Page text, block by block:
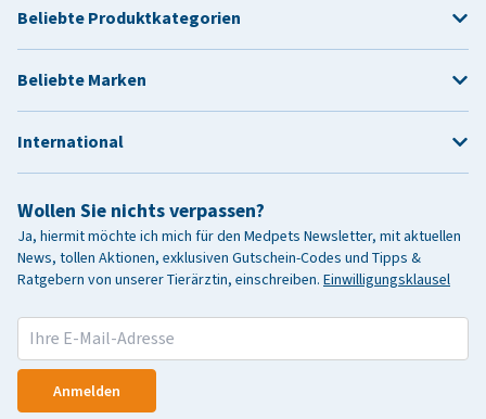
Wollen Sie nichts verpassen?
Ja, hiermit möchte ich mich für den Medpets Newsletter, mit aktuellen
News, tollen Aktionen, exklusiven Gutschein-Codes und Tipps &
Ratgebern von unserer Tierärztin, einschreiben. Einwilligungsklausel
Anmelden
Beliebte Produktkategorien
Beliebte Marken
International